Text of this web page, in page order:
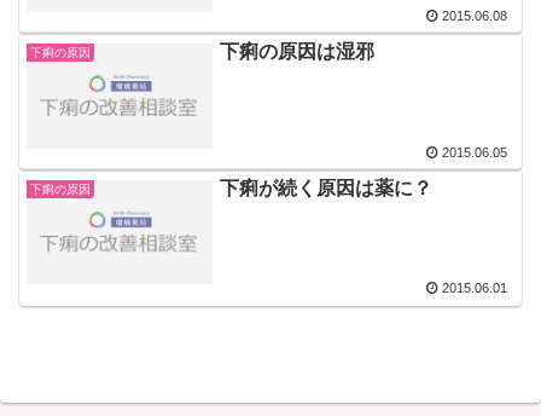
2015.06.08
下痢の原因 下痢の原因は湿邪
2015.06.05
下痢の原因 下痢が続く原因は薬に？
2015.06.01